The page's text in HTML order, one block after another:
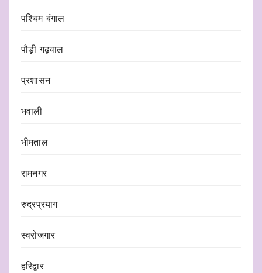
पश्चिम बंगाल
पौड़ी गढ़वाल
प्रशासन
भवाली
भीमताल
रामनगर
रुद्रप्रयाग
स्वरोजगार
हरिद्वार